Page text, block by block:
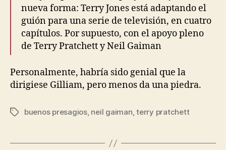
nueva forma: Terry Jones está adaptando el
guión para una serie de televisión, en cuatro
capítulos. Por supuesto, con el apoyo pleno
de Terry Pratchett y Neil Gaiman
Personalmente, habría sido genial que la
dirigiese Gilliam, pero menos da una piedra.
Etiquetas
buenos presagios, neil gaiman,terry pratchett